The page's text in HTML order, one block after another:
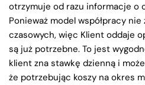
otrzymuje od razu informacje o
Ponieważ model współpracy
czasowych, więc Klient oddaje
są już potrzebne. To jest
klient zna stawkę dzienną i
że potrzebując koszy na okres